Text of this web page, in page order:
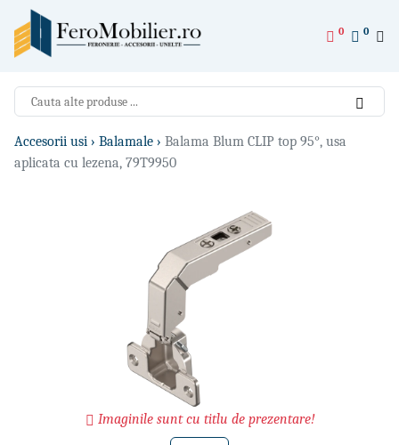
0
0
Accesorii usi › Balamale › Balama Blum CLIP top 95°, usa
aplicata cu lezena, 79T9950
Imaginile sunt cu titlu de prezentare!